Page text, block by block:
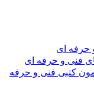
حرفه ای
فنی و حرفه ای
کتبی فنی و حرفه